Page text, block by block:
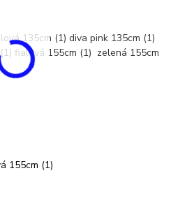
135cm (1) diva pink 135cm (1)
fialová 155cm (1) zelená 155cm
155cm (1)